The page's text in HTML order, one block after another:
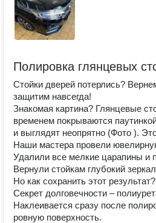
Полировка глянцевых
Стойки дверей потерлись?
защитим навсегда!
Знакомая картина? Глянцевые
временем покрываются
и выглядят неопрятно (Фото ).
Наши мастера провели
Удалили все мелкие царапины и
Вернули стойкам глубокий
Но как сохранить этот результат?
Секрет долговечности –
Наклеивается сразу после
ровную поверхность.